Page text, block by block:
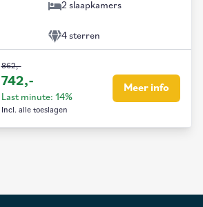
2 slaapkamers
4 sterren
862,-
742,-
Last minute: 14%
Incl. alle toeslagen
Meer info